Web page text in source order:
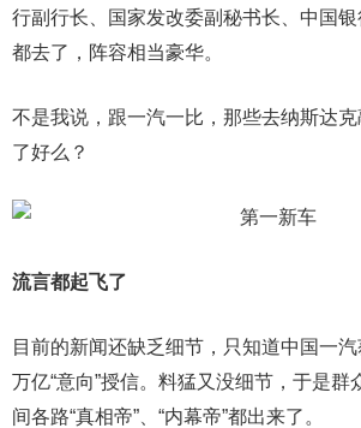
行副行长、国家发改委副秘书长、中国
都去了，阵容相当豪华。
不是我说，跟一汽一比，那些去纳斯达
了好么？
流言都起飞了
目前的新闻还缺乏细节，只知道中国一
万亿“意向”授信。料猛又没细节，于是群
间各路“真相帝”、“内幕帝”都出来了。